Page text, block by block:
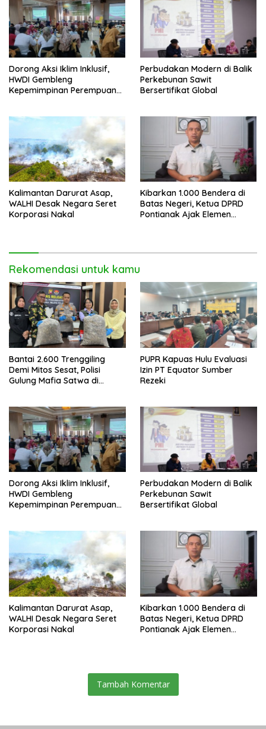
Dorong Aksi Iklim Inklusif,
HWDI Gembleng
Kepemimpinan Perempuan
Perbudakan Modern di Balik
Perkebunan Sawit
Bersertifikat Global
Kalimantan Darurat Asap,
WALHI Desak Negara Seret
Korporasi Nakal
Kibarkan 1.000 Bendera di
Batas Negeri, Ketua DPRD
Pontianak Ajak Elemen
Rekomendasi untuk kamu
Bantai 2.600 Trenggiling
Demi Mitos Sesat, Polisi
Gulung Mafia Satwa di
PUPR Kapuas Hulu Evaluasi
Izin PT Equator Sumber
Rezeki
Dorong Aksi Iklim Inklusif,
HWDI Gembleng
Kepemimpinan Perempuan
Perbudakan Modern di Balik
Perkebunan Sawit
Bersertifikat Global
Kalimantan Darurat Asap,
WALHI Desak Negara Seret
Korporasi Nakal
Kibarkan 1.000 Bendera di
Batas Negeri, Ketua DPRD
Pontianak Ajak Elemen
Tambah Komentar